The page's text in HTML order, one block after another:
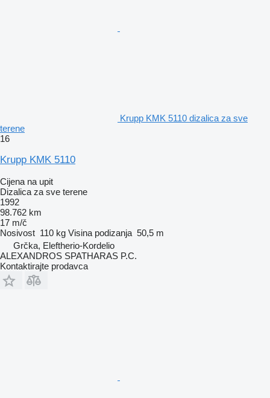
Krupp KMK 5110 dizalica za sve
terene
16
Krupp KMK 5110
Cijena na upit
Dizalica za sve terene
1992
98.762 km
17 m/č
Nosivost 110 kg Visina podizanja 50,5 m
Grčka, Eleftherio-Kordelio
ALEXANDROS SPATHARAS P.C.
Kontaktirajte prodavca